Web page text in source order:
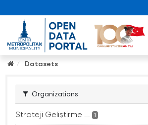
Datasets
Organizations
Strateji Geliştirme ... 1